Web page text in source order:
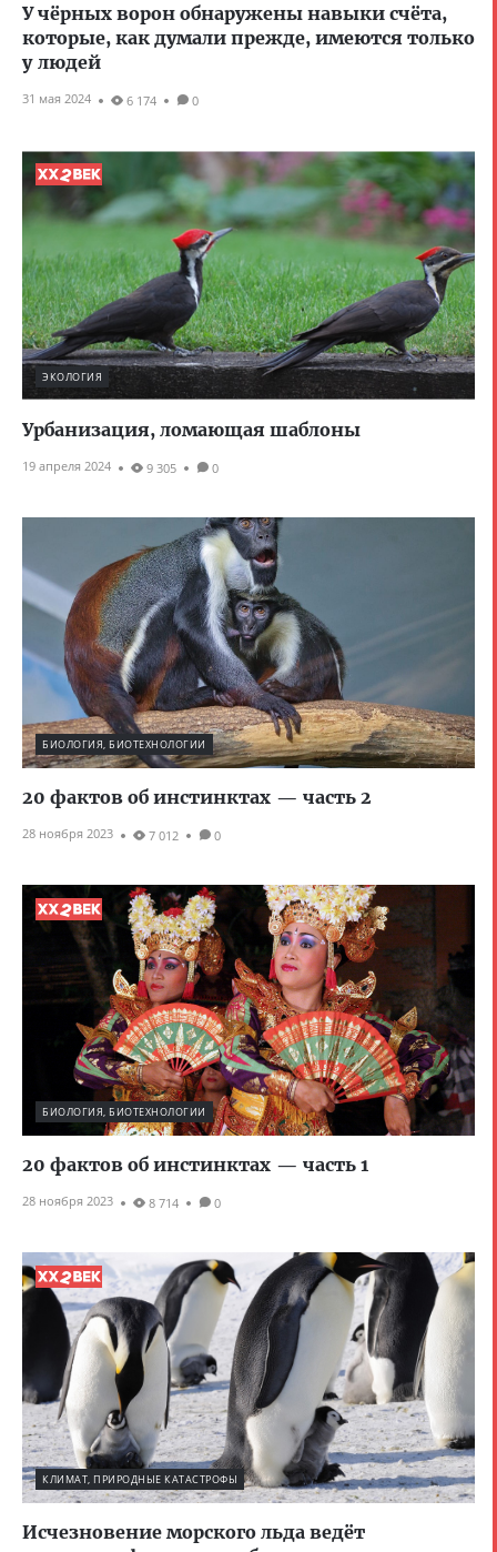
У чёрных ворон обнаружены навыки счёта,
которые, как думали прежде, имеются только
у людей
31 мая 2024 6 174 0
ЭКОЛОГИЯ
Урбанизация, ломающая шаблоны
19 апреля 2024 9 305 0
БИОЛОГИЯ, БИОТЕХНОЛОГИИ
20 фактов об инстинктах — часть 2
28 ноября 2023 7 012 0
БИОЛОГИЯ, БИОТЕХНОЛОГИИ
20 фактов об инстинктах — часть 1
28 ноября 2023 8 714 0
КЛИМАТ, ПРИРОДНЫЕ КАТАСТРОФЫ
Исчезновение морского льда ведёт